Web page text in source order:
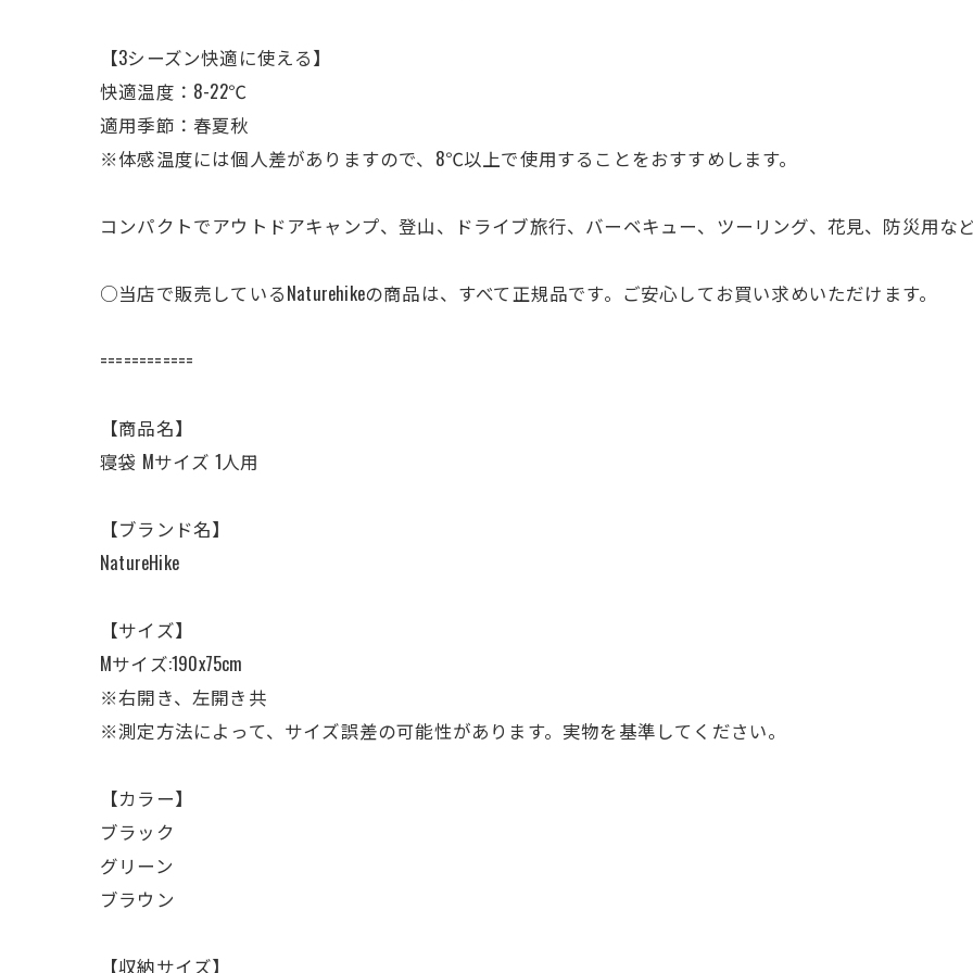
【3シーズン快適に使える】
快適温度：8-22℃
適用季節：春夏秋
※体感温度には個人差がありますので、8℃以上で使用することをおすすめします。
コンパクトでアウトドアキャンプ、登山、ドライブ旅行、バーベキュー、ツーリング、花見、防災用など
○当店で販売しているNaturehikeの商品は、すべて正規品です。ご安心してお買い求めいただけます。
============
【商品名】
寝袋 Mサイズ 1人用
【ブランド名】
NatureHike
【サイズ】
Mサイズ:190x75cm
※右開き、左開き共
※測定方法によって、サイズ誤差の可能性があります。実物を基準してください。
【カラー】
ブラック
グリーン
ブラウン
【収納サイズ】